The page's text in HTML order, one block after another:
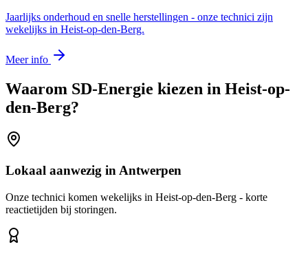
Jaarlijks onderhoud en snelle herstellingen - onze technici zijn
wekelijks in Heist-op-den-Berg.
Meer info
Waarom SD-Energie kiezen in Heist-op-
den-Berg?
Lokaal aanwezig in Antwerpen
Onze technici komen wekelijks in Heist-op-den-Berg - korte
reactietijden bij storingen.